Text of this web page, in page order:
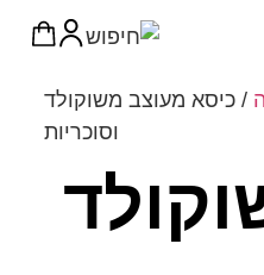
/ כיסא מעוצב משוקולד
וסוכריות